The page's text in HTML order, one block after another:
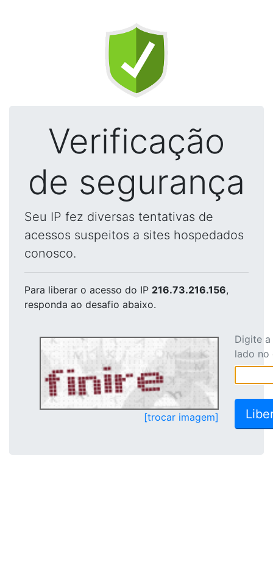
Verificação
de segurança
Seu IP fez diversas tentativas de
acessos suspeitos a sites hospedados
conosco.
Para liberar o acesso do IP 216.73.216.156,
responda ao desafio abaixo.
[trocar imagem]
Digite
lado no